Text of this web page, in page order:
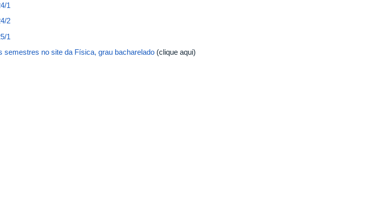
1
2
1
semestres no site da Física, grau bacharelado (clique aqui)